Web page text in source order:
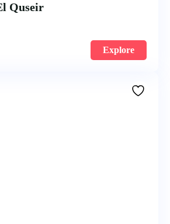
Quseir
Explore